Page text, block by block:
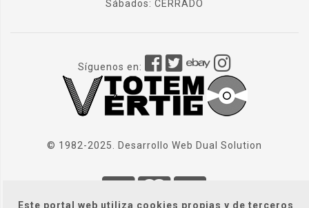
Este portal web utiliza cookies propias y de terceros
Sábados: CERRADO
Síguenos en:
© 1982-2025. Desarrollo Web Dual Solution